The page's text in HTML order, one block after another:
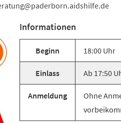
paderborn.aidshilfe de
Informationen
Beginn 18:00 Uhr
Einlass Ab 17:50
Anmeldung
Ohne